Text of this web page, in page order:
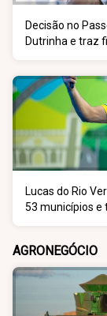
Decisão no
Dutrinha e traz
Lucas do Rio
53 municípios e
AGRONEGÓCIO